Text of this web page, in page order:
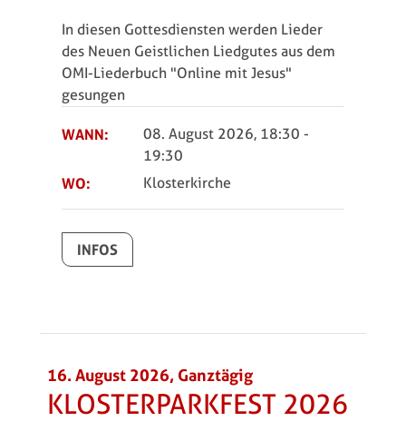
In diesen Gottesdiensten werden Lieder
des Neuen Geistlichen Liedgutes aus dem
OMI-Liederbuch "Online mit Jesus"
gesungen
WANN: 08. August 2026, 18:30 -
19:30
WO: Klosterkirche
INFOS
16. August 2026, Ganztägig
KLOSTERPARKFEST 2026